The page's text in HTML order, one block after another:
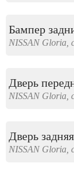
Бампер
NISSAN Gloria,
Дверь
NISSAN Gloria,
Дверь задняя
NISSAN Gloria,